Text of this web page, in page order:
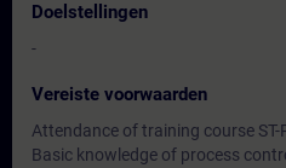
Doelstellingen
-
Vereiste voorwaarden
Attendance of training course ST-
Basic knowledge of process